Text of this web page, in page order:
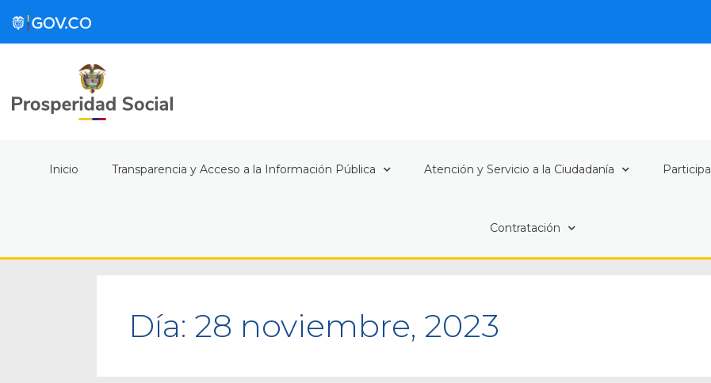
Inicio Transparencia y Acceso a la Información Pública Atención y Servicio a la Ciudadanía Participa
Contratación
Día: 28 noviembre, 2023